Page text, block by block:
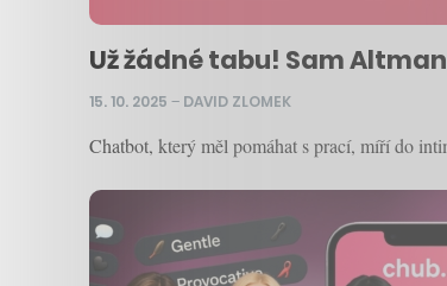
Už žádné tabu! Sam
15. 10. 2025 – DAVID ZLOMEK
Chatbot, který měl pomáhat s prací, míří do